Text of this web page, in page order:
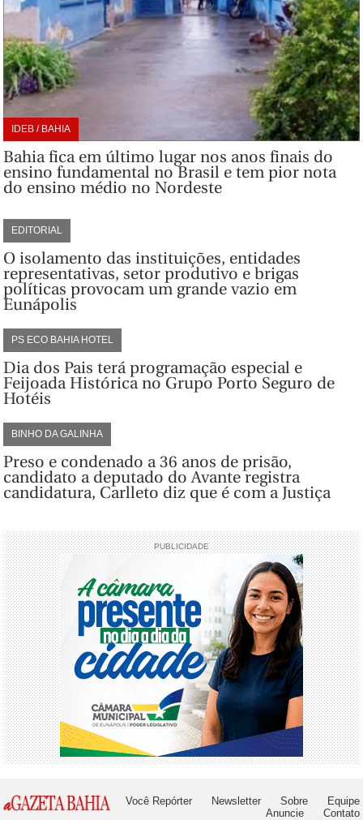
IDEB / BAHIA
Bahia fica em último lugar nos anos finais do
ensino fundamental no Brasil e tem pior nota
do ensino médio no Nordeste
EDITORIAL
O isolamento das instituições, entidades
representativas, setor produtivo e brigas
políticas provocam um grande vazio em
Eunápolis
PS ECO BAHIA HOTEL
Dia dos Pais terá programação especial e
Feijoada Histórica no Grupo Porto Seguro de
Hotéis
BINHO DA GALINHA
Preso e condenado a 36 anos de prisão,
candidato a deputado do Avante registra
candidatura, Carlleto diz que é com a Justiça
PUBLICIDADE
Você Repórter Newsletter Sobre
Equipe
Anuncie
Contato